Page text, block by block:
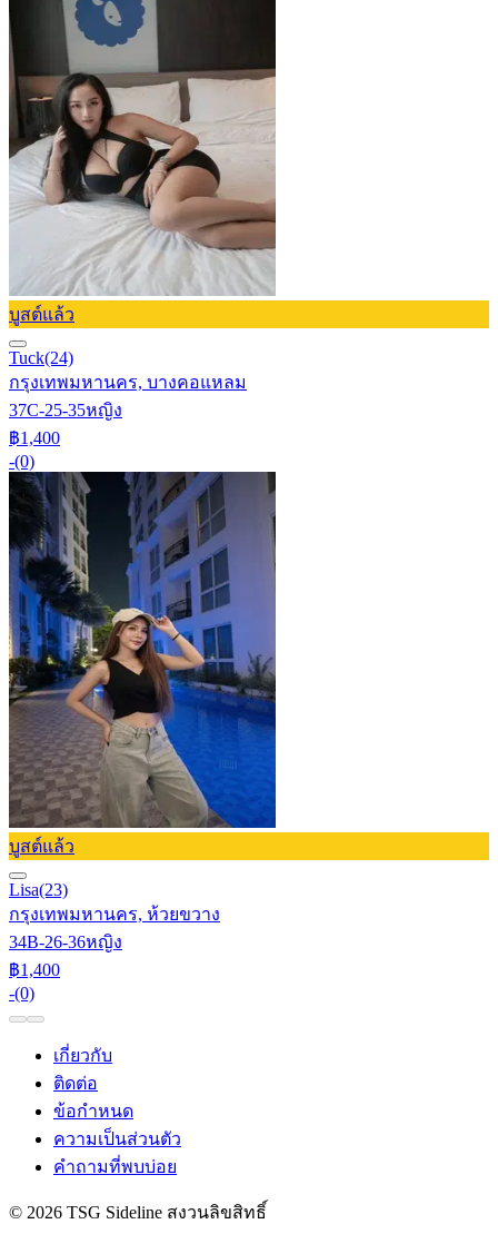
บูสต์แล้ว
Tuck(24)
กรุงเทพมหานคร, บางคอแหลม
37C-25-35หญิง
฿1,400
-(0)
บูสต์แล้ว
Lisa(23)
กรุงเทพมหานคร, ห้วยขวาง
34B-26-36หญิง
฿1,400
-(0)
เกี่ยวกับ
ติดต่อ
ข้อกำหนด
ความเป็นส่วนตัว
คำถามที่พบบ่อย
© 2026 TSG Sideline สงวนลิขสิทธิ์